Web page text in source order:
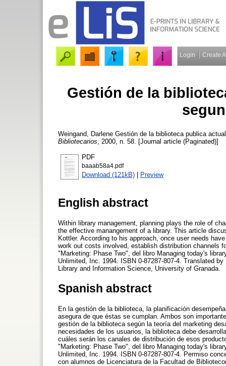
Login Create
Gestión de la
Weingand, Darlene Gestión de la biblioteca publica
Bibliotecarios , 2000, n. 58. [Journal article (Paginated)]
PDF
baaab58a4.pdf
Download (121kB) | Preview
English abstract
Within library management, planning plays the role of
the effective manangement of a library. This article
Kottler. According to his approach, once user needs
work out costs involved, establish distribution channels
"Marketing: Phase Two", del libro Managing today's
Unlimited, Inc. 1994. ISBN 0-87287-807-4. Translated
Library and Information Science, University of Granada.
Spanish abstract
En la gestión de la biblioteca, la planificación
asegura de que éstas se cumplan. Ambos son
gestión de la biblioteca según la teoría del marketing
necesidades de los usuarios, la biblioteca debe
cuáles serán los canales de distribución de esos
"Marketing: Phase Two", del libro Managing today's
Unlimited, Inc. 1994. ISBN 0-87287-807-4. Permiso
con alumnos de Licenciatura de la Facultad de